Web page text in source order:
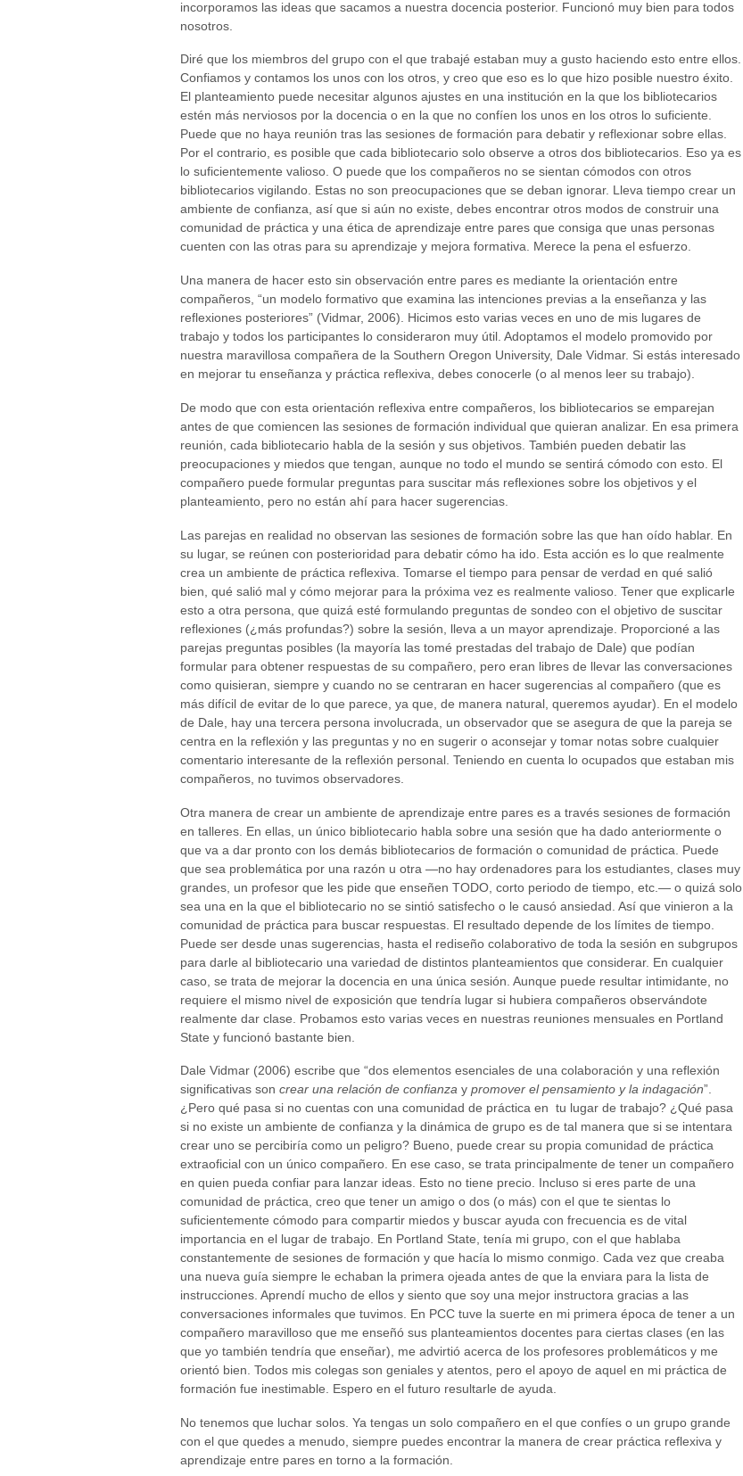
incorporamos las ideas que sacamos a nuestra docencia posterior. Funcionó muy bien para todos
nosotros.
Diré que los miembros del grupo con el que trabajé estaban muy a gusto haciendo esto entre ellos.
Confiamos y contamos los unos con los otros, y creo que eso es lo que hizo posible nuestro éxito.
El planteamiento puede necesitar algunos ajustes en una institución en la que los bibliotecarios
estén más nerviosos por la docencia o en la que no confíen los unos en los otros lo suficiente.
Puede que no haya reunión tras las sesiones de formación para debatir y reflexionar sobre ellas.
Por el contrario, es posible que cada bibliotecario solo observe a otros dos bibliotecarios. Eso ya es
lo suficientemente valioso. O puede que los compañeros no se sientan cómodos con otros
bibliotecarios vigilando. Estas no son preocupaciones que se deban ignorar. Lleva tiempo crear un
ambiente de confianza, así que si aún no existe, debes encontrar otros modos de construir una
comunidad de práctica y una ética de aprendizaje entre pares que consiga que unas personas
cuenten con las otras para su aprendizaje y mejora formativa. Merece la pena el esfuerzo.
Una manera de hacer esto sin observación entre pares es mediante la orientación entre
compañeros, “un modelo formativo que examina las intenciones previas a la enseñanza y las
reflexiones posteriores” (Vidmar, 2006). Hicimos esto varias veces en uno de mis lugares de
trabajo y todos los participantes lo consideraron muy útil. Adoptamos el modelo promovido por
nuestra maravillosa compañera de la Southern Oregon University, Dale Vidmar. Si estás interesado
en mejorar tu enseñanza y práctica reflexiva, debes conocerle (o al menos leer su trabajo).
De modo que con esta orientación reflexiva entre compañeros, los bibliotecarios se emparejan
antes de que comiencen las sesiones de formación individual que quieran analizar. En esa primera
reunión, cada bibliotecario habla de la sesión y sus objetivos. También pueden debatir las
preocupaciones y miedos que tengan, aunque no todo el mundo se sentirá cómodo con esto. El
compañero puede formular preguntas para suscitar más reflexiones sobre los objetivos y el
planteamiento, pero no están ahí para hacer sugerencias.
Las parejas en realidad no observan las sesiones de formación sobre las que han oído hablar. En
su lugar, se reúnen con posterioridad para debatir cómo ha ido. Esta acción es lo que realmente
crea un ambiente de práctica reflexiva. Tomarse el tiempo para pensar de verdad en qué salió
bien, qué salió mal y cómo mejorar para la próxima vez es realmente valioso. Tener que explicarle
esto a otra persona, que quizá esté formulando preguntas de sondeo con el objetivo de suscitar
reflexiones (¿más profundas?) sobre la sesión, lleva a un mayor aprendizaje. Proporcioné a las
parejas preguntas posibles (la mayoría las tomé prestadas del trabajo de Dale) que podían
formular para obtener respuestas de su compañero, pero eran libres de llevar las conversaciones
como quisieran, siempre y cuando no se centraran en hacer sugerencias al compañero (que es
más difícil de evitar de lo que parece, ya que, de manera natural, queremos ayudar). En el modelo
de Dale, hay una tercera persona involucrada, un observador que se asegura de que la pareja se
centra en la reflexión y las preguntas y no en sugerir o aconsejar y tomar notas sobre cualquier
comentario interesante de la reflexión personal. Teniendo en cuenta lo ocupados que estaban mis
compañeros, no tuvimos observadores.
Otra manera de crear un ambiente de aprendizaje entre pares es a través sesiones de formación
en talleres. En ellas, un único bibliotecario habla sobre una sesión que ha dado anteriormente o
que va a dar pronto con los demás bibliotecarios de formación o comunidad de práctica. Puede
que sea problemática por una razón u otra —no hay ordenadores para los estudiantes, clases muy
grandes, un profesor que les pide que enseñen TODO, corto periodo de tiempo, etc.— o quizá solo
sea una en la que el bibliotecario no se sintió satisfecho o le causó ansiedad. Así que vinieron a la
comunidad de práctica para buscar respuestas. El resultado depende de los límites de tiempo.
Puede ser desde unas sugerencias, hasta el rediseño colaborativo de toda la sesión en subgrupos
para darle al bibliotecario una variedad de distintos planteamientos que considerar. En cualquier
caso, se trata de mejorar la docencia en una única sesión. Aunque puede resultar intimidante, no
requiere el mismo nivel de exposición que tendría lugar si hubiera compañeros observándote
realmente dar clase. Probamos esto varias veces en nuestras reuniones mensuales en Portland
State y funcionó bastante bien.
Dale Vidmar (2006) escribe que “dos elementos esenciales de una colaboración y una reflexión
significativas son crear una relación de confianza y promover el pensamiento y la indagación”.
¿Pero qué pasa si no cuentas con una comunidad de práctica en tu lugar de trabajo? ¿Qué pasa
si no existe un ambiente de confianza y la dinámica de grupo es de tal manera que si se intentara
crear uno se percibiría como un peligro? Bueno, puede crear su propia comunidad de práctica
extraoficial con un único compañero. En ese caso, se trata principalmente de tener un compañero
en quien pueda confiar para lanzar ideas. Esto no tiene precio. Incluso si eres parte de una
comunidad de práctica, creo que tener un amigo o dos (o más) con el que te sientas lo
suficientemente cómodo para compartir miedos y buscar ayuda con frecuencia es de vital
importancia en el lugar de trabajo. En Portland State, tenía mi grupo, con el que hablaba
constantemente de sesiones de formación y que hacía lo mismo conmigo. Cada vez que creaba
una nueva guía siempre le echaban la primera ojeada antes de que la enviara para la lista de
instrucciones. Aprendí mucho de ellos y siento que soy una mejor instructora gracias a las
conversaciones informales que tuvimos. En PCC tuve la suerte en mi primera época de tener a un
compañero maravilloso que me enseñó sus planteamientos docentes para ciertas clases (en las
que yo también tendría que enseñar), me advirtió acerca de los profesores problemáticos y me
orientó bien. Todos mis colegas son geniales y atentos, pero el apoyo de aquel en mi práctica de
formación fue inestimable. Espero en el futuro resultarle de ayuda.
No tenemos que luchar solos. Ya tengas un solo compañero en el que confíes o un grupo grande
con el que quedes a menudo, siempre puedes encontrar la manera de crear práctica reflexiva y
aprendizaje entre pares en torno a la formación.